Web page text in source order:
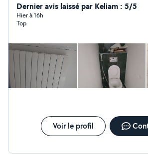
Intervention Dépannage
Dernier avis laissé par Keliam : 5/5
Hier à 16h
Top
Voir le profil